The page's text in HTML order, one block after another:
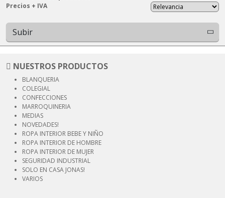
Precios + IVA
Subir
NUESTROS PRODUCTOS
BLANQUERIA
COLEGIAL
CONFECCIONES
MARROQUINERIA
MEDIAS
NOVEDADES!
ROPA INTERIOR BEBE Y NIÑO
ROPA INTERIOR DE HOMBRE
ROPA INTERIOR DE MUJER
SEGURIDAD INDUSTRIAL
SOLO EN CASA JONAS!
VARIOS